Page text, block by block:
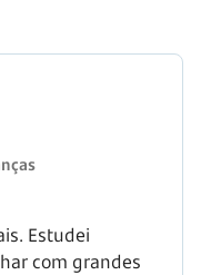
Estudei
com grandes